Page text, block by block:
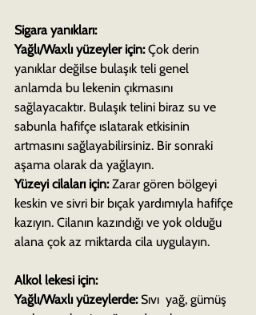
Sigara yanıkları:
Yağlı/Waxlı yüzeyler için: Çok derin
yanıklar değilse bulaşık teli genel
anlamda bu lekenin çıkmasını
sağlayacaktır. Bulaşık telini biraz su ve
sabunla hafifçe ıslatarak etkisinin
artmasını sağlayabilirsiniz. Bir sonraki
aşama olarak da yağlayın.
Yüzeyi cilaları için: Zarar gören bölgeyi
keskin ve sivri bir bıçak yardımıyla hafifçe
kazıyın. Cilanın kazındığı ve yok olduğu
alana çok az miktarda cila uygulayın.
Alkol lekesi için:
Yağlı/Waxlı yüzeylerde: Sıvı  yağ, gümüş